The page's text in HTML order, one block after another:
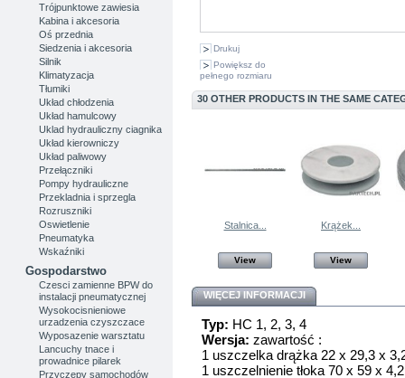
Trójpunktowe zawiesia
Kabina i akcesoria
Oś przednia
Siedzenia i akcesoria
Silnik
Klimatyzacja
Tłumiki
Układ chłodzenia
Układ hamulcowy
Uklad hydrauliczny ciagnika
Układ kierowniczy
Układ paliwowy
Przełączniki
Pompy hydrauliczne
Przekladnia i sprzegla
Rozruszniki
Oswietlenie
Pneumatyka
Wskaźniki
Gospodarstwo
Czesci zamienne BPW do
instalacji pneumatycznej
Wysokocisnieniowe
urzadzenia czyszczace
Wyposazenie warsztatu
Lancuchy tnace i
prowadnice pilarek
Przyczepy samochodów
Drukuj
Powiększ do
pełnego rozmiaru
30 OTHER PRODUCTS IN THE SAME
Stalnica...
View
Krążek...
View
WIĘCEJ INFORMACJI
Typ: HC 1, 2, 3, 4
Wersja: zawartość :
1 uszczelka drążka 22 x 29,3 x
1 uszczelnienie tłoka 70 x 59 x 4,2